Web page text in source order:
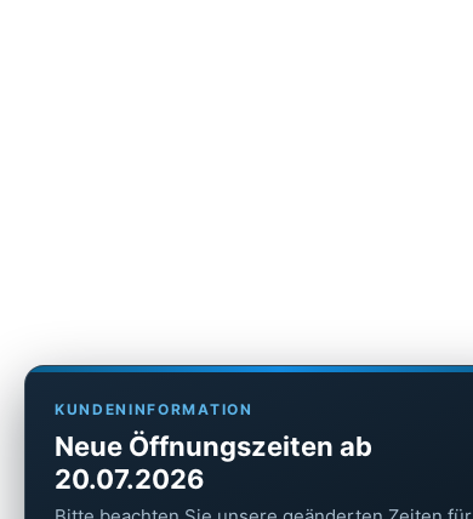
KUNDENINFORMATION
Neue Öffnungszeiten ab
20.07.2026